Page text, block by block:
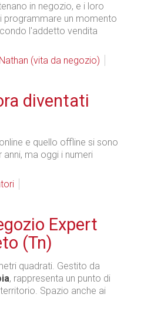
in negozio, e i loro
programmare un momento
l'addetto vendita
Nathan (vita da negozio)
diventati
e quello offline si sono
ma oggi i numeri
Expert
(Tn)
quadrati. Gestito da
, rappresenta un punto di
Spazio anche ai